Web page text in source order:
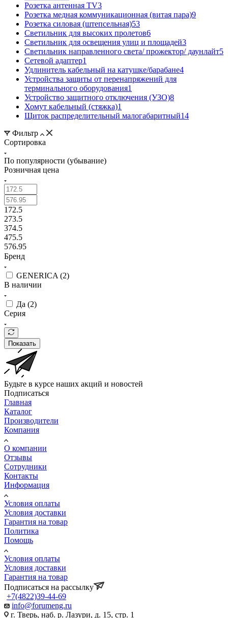
Розетка антенная TV3
Розетка медная коммуникационная (витая пара)9
Розетка силовая (штепсельная)53
Светильник для высоких пролетов6
Светильник для освещения улиц и площадей3
Светильник направленного света/ прожектор/ даунлайт5
Сетевой адаптер1
Удлинитель кабельный на катушке/барабане4
Устройства защиты от перенапряжений для
терминального оборудования1
Устройство защитного отключения (УЗО)8
Хомут кабельный (стяжка)1
Щиток распределительный малогабаритный14
Фильтр
Сортировка
По популярности (убывание)
Розничная цена
172.5
273.5
374.5
475.5
576.95
Бренд
GENERICA (2)
В наличии
Да (2)
Серия
Показать
Будьте в курсе наших акций и новостей
Подписаться
Главная
Каталог
Производители
Компания
О компании
Отзывы
Сотрудники
Контакты
Информация
Условия оплаты
Условия доставки
Гарантия на товар
Политика
Помощь
Условия оплаты
Условия доставки
Гарантия на товар
Подписаться на рассылку
+7(4822)39-44-69
info@forumeng.ru
г. Тверь, наб. р. Лазури, д. 15, стр. 1